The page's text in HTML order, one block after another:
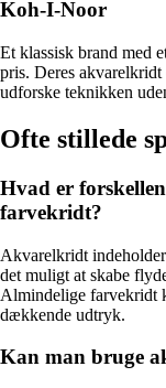
Koh-I-Noor
Et klassisk brand med
pris. Deres
udforske teknikken
Ofte stillede
Hvad er
farvekridt?
Akvarelkridt
det muligt at skabe
Almindelige farvekridt
dækkende udtryk.
Kan man bruge